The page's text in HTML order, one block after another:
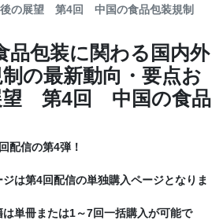
CONTACT
後の展望 第4回 中国の食品包装規制
品包装に関わる国内外
の最新動向・要点お
望 第4回 中国の食品
配信の第4弾！
ジは第4回配信の単独購入ページとなりま
は単冊または1～7回一括購入が可能で